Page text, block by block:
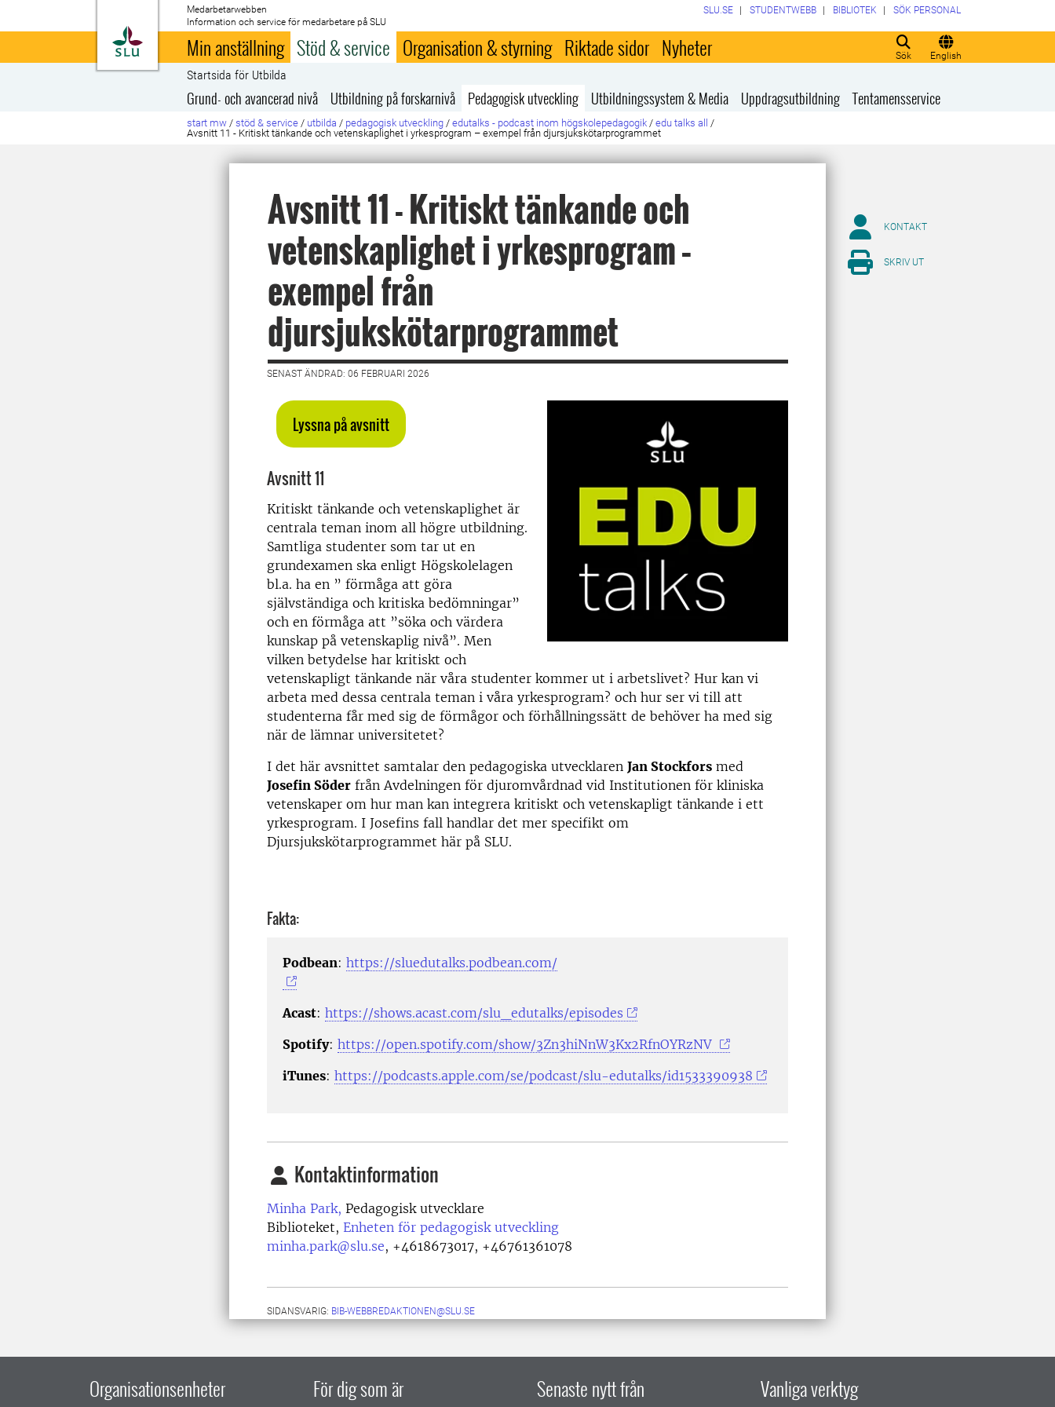
Till startsida
Medarbetarwebben
Information och service för medarbetare på SLU
Sök English
SLU.SE STUDENTWEBB BIBLIOTEK SÖK PERSONAL
Min anställning Stöd & service Organisation & styrning Riktade sidor Nyheter
Startsida för Utbilda
Grund- och avancerad nivå Utbildning på forskarnivå Pedagogisk utveckling Utbildningssystem & Media Uppdragsutbildning Tentamensservice
start mw / stöd & service / utbilda / pedagogisk utveckling / edutalks - podcast inom högskolepedagogik / edu talks all
/
Avsnitt 11 - Kritiskt tänkande och vetenskaplighet i yrkesprogram – exempel från djursjukskötarprogrammet
Avsnitt 11 - Kritiskt tänkande och
vetenskaplighet i yrkesprogram –
exempel från
djursjukskötarprogrammet
SENAST ÄNDRAD: 06 FEBRUARI 2026
Lyssna på avsnitt
Avsnitt 11
Kritiskt tänkande och vetenskaplighet är
centrala teman inom all högre utbildning.
Samtliga studenter som tar ut en
grundexamen ska enligt Högskolelagen
bl.a. ha en ” förmåga att göra
självständiga och kritiska bedömningar”
och en förmåga att ”söka och värdera
kunskap på vetenskaplig nivå”. Men
vilken betydelse har kritiskt och
vetenskapligt tänkande när våra studenter kommer ut i arbetslivet? Hur kan vi
arbeta med dessa centrala teman i våra yrkesprogram? och hur ser vi till att
studenterna får med sig de förmågor och förhållningssätt de behöver ha med sig
när de lämnar universitetet?
I det här avsnittet samtalar den pedagogiska utvecklaren Jan Stockfors med
Josefin Söder från Avdelningen för djuromvårdnad vid Institutionen för kliniska
vetenskaper om hur man kan integrera kritiskt och vetenskapligt tänkande i ett
yrkesprogram. I Josefins fall handlar det mer specifikt om
Djursjukskötarprogrammet här på SLU.
Fakta:
Podbean: https://sluedutalks.podbean.com/
Acast: https://shows.acast.com/slu_edutalks/episodes
Spotify: https://open.spotify.com/show/3Zn3hiNnW3Kx2RfnOYRzNV
iTunes: https://podcasts.apple.com/se/podcast/slu-edutalks/id1533390938
Kontaktinformation
Minha Park, Pedagogisk utvecklare
Biblioteket, Enheten för pedagogisk utveckling
minha.park@slu.se, +4618673017, +46761361078
SIDANSVARIG: BIB-WEBBREDAKTIONEN@SLU.SE
KONTAKT
SKRIV UT
Organisationsenheter För dig som är Senaste nytt från Vanliga verktyg